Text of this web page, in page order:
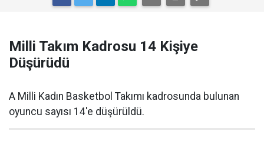
Milli Takım Kadrosu 14 Kişiye
Düşürüdü
A Milli Kadın Basketbol Takımı kadrosunda bulunan
oyuncu sayısı 14'e düşürüldü.